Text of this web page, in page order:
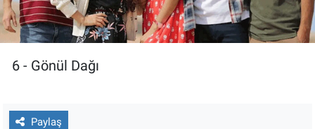
6 - Gönül Dağı
Paylaş